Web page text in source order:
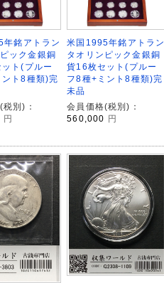
年銘アトラン
ック金銀銅
ト(プルー
ト8種類)完
別)：
円
米国1995年銘アトラン
タオリンピック金銀銅
貨16枚セット(プルー
フ8種+ミント8種類)完
未品
会員価格(税別)：
560,000 円